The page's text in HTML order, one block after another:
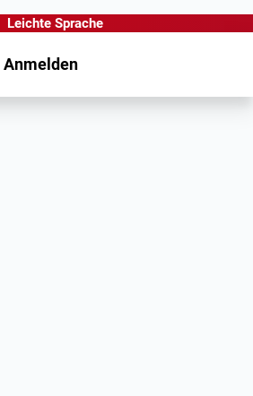
Leichte Sprache
Anmelden